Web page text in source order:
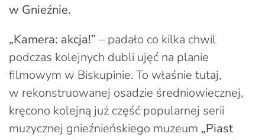
w Gnieźnie.
„Kamera: akcja!” – padało co kilka chwil
podczas kolejnych dubli ujęć na planie
filmowym w Biskupinie. To właśnie tutaj,
w rekonstruowanej osadzie średniowiecznej,
kręcono kolejną już część popularnej serii
muzycznej gnieźnieńskiego muzeum „Piast